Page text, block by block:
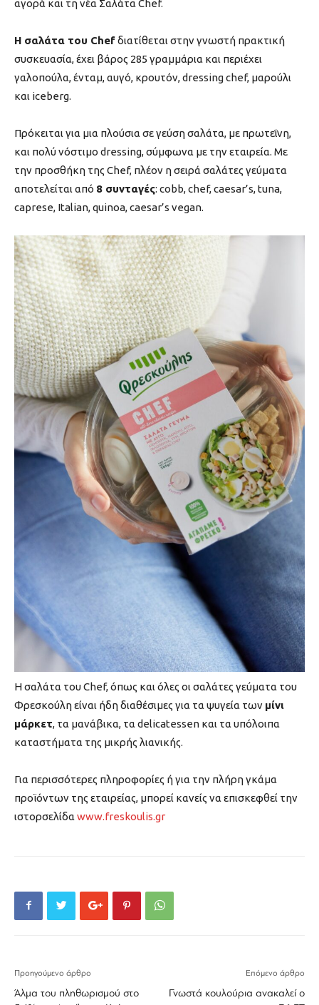
αγορά και τη νέα Σαλάτα Chef.
Η σαλάτα του Chefδιατίθεται στην γνωστή πρακτική
συσκευασία, έχει βάρος 285 γραμμάρια και περιέχει
γαλοπούλα, ένταμ, αυγό, κρουτόν, dressing chef, μαρούλι
και iceberg.
Πρόκειται για μια πλούσια σε γεύση σαλάτα, με πρωτεΐνη,
και πολύ νόστιμο dressing, σύμφωνα με την εταιρεία. Με
την προσθήκη της Chef, πλέον η σειρά σαλάτες γεύματα
αποτελείται από 8 συνταγές: cobb, chef, caesar’s, tuna,
caprese, Italian, quinoa, caesar’s vegan.
Η σαλάτα του Chef, όπως και όλες οι σαλάτες γεύματα του
Φρεσκούλη είναι ήδη διαθέσιμες για τα ψυγεία των μίνι
μάρκετ, τα μανάβικα, τα delicatessen και τα υπόλοιπα
καταστήματα της μικρής λιανικής.
Για περισσότερες πληροφορίες ή για την πλήρη γκάμα
προϊόντων της εταιρείας, μπορεί κανείς να επισκεφθεί την
ιστορσελίδα www.freskoulis.gr
Προηγούμενο άρθρο
Άλμα του πληθωρισμού στο
Επόμενο άρθρο
Γνωστά κουλούρια ανακαλεί ο